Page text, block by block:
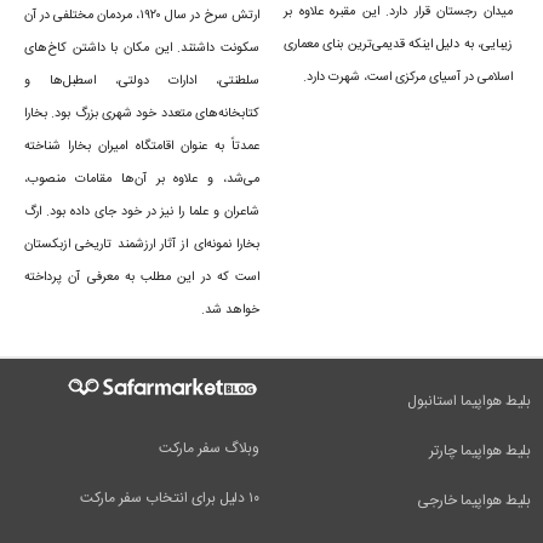
تاریخچه شهر بخارا
قدمت این شهر تاریخی به ۲۵۰۰ سال پیش برمی گردد، طوری که در کتاب ها
میدان رجستان قرار دارد. این مقبره علاوه بر
زیبایی، به دلیل اینکه قدیمی‌ترین بنای معماری
اسلامی در آسیای مرکزی است، شهرت دارد.
ارتش سرخ در سال ۱۹۲۰، مردمان مختلفی در آن
سکونت داشتند. این مکان با داشتن کاخ‌های
سلطنتی، ادارات دولتی، اسطبل‌ها و
کتابخانه‌های متعدد خود شهری بزرگ بود. بخارا
عمدتاً به عنوان اقامتگاه امیران بخارا شناخته
می‌شد، و علاوه بر آن‌ها مقامات منصوب،
شاعران و علما را نیز در خود جای داده بود. ارگ
بخارا نمونه‌ای از آثار ارزشمند تاریخی ازبکستان
است که در این مطلب به معرفی آن پرداخته
خواهد شد.
وبلاگ سفر مارکت
۱۰ دلیل برای انتخاب سفر مارکت
بلیط هواپیما استانبول
بلیط هواپیما چارتر
بلیط هواپیما خارجی